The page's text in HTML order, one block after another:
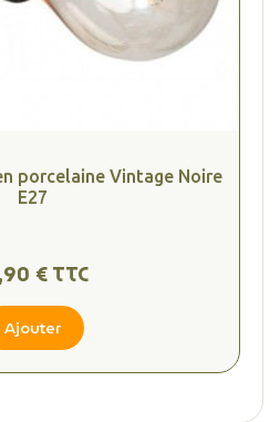
porcelaine Vintage Noire
E27
€ TTC
Ajouter